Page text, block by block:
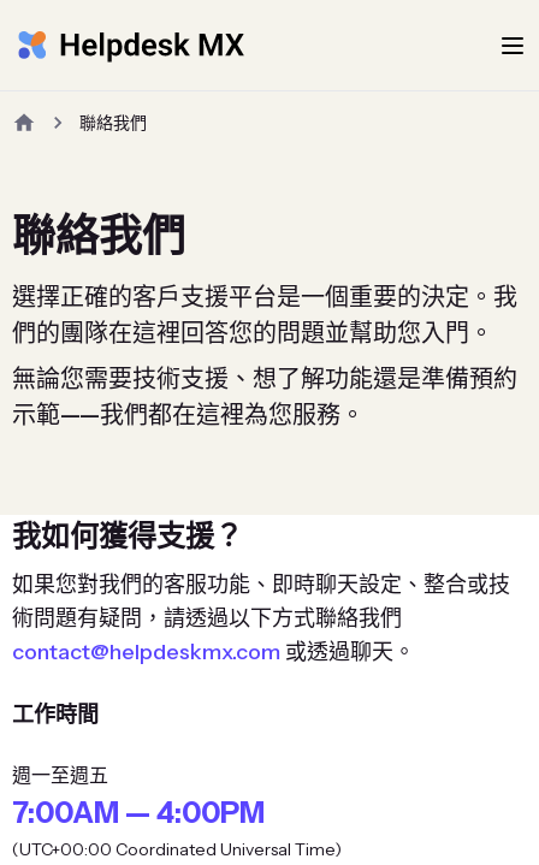
聯絡我們
聯絡我們
選擇正確的客戶支援平台是一個重要的決定。我
們的團隊在這裡回答您的問題並幫助您入門。
無論您需要技術支援、想了解功能還是準備預約
示範——我們都在這裡為您服務。
我如何獲得支援？
如果您對我們的客服功能、即時聊天設定、整合或技
術問題有疑問，請透過以下方式聯絡我們
contact@helpdeskmx.com 或透過聊天。
工作時間
週一至週五
7:00AM — 4:00PM
(UTC+00:00 Coordinated Universal Time)